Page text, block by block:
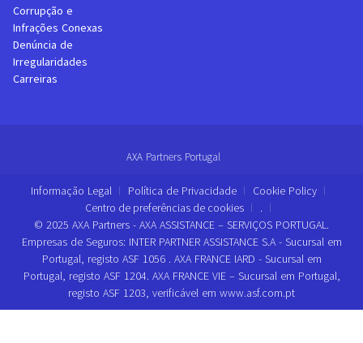
Corrupção e
Infrações Conexas
Denúncia de
Irregularidades
Carreiras
AXA Partners Portugal
Informação Legal Política de Privacidade
Cookie Policy
Centro de preferências de cookies
.
© 2025 AXA Partners - AXA ASSISTANCE – SERVIÇOS PORTUGAL.
Empresas de Seguros: INTER PARTNER ASSISTANCE S.A - Sucursal em
Portugal, registo ASF 1056 . AXA FRANCE IARD - Sucursal em
Portugal, registo ASF 1204. AXA FRANCE VIE – Sucursal em Portugal,
registo ASF 1203, verificável em www.asf.com.pt